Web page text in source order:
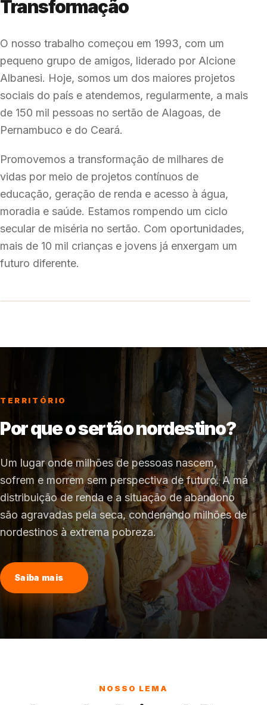
Transformação
O nosso trabalho começou em 1993, com um
pequeno grupo de amigos, liderado por Alcione
Albanesi. Hoje, somos um dos maiores projetos
sociais do país e atendemos, regularmente, a mais
de 150 mil pessoas no sertão de Alagoas, de
Pernambuco e do Ceará.
Promovemos a transformação de milhares de
vidas por meio de projetos contínuos de
educação, geração de renda e acesso à água,
moradia e saúde. Estamos rompendo um ciclo
secular de miséria no sertão. Com oportunidades,
mais de 10 mil crianças e jovens já enxergam um
futuro diferente.
TERRITÓRIO
Por que o sertão nordestino?
Um lugar onde milhões de pessoas nascem,
sofrem e morrem sem perspectiva de futuro. A má
distribuição de renda e a situação de abandono
são agravadas pela seca, condenando milhões de
nordestinos à extrema pobreza.
Saiba mais
NOSSO LEMA